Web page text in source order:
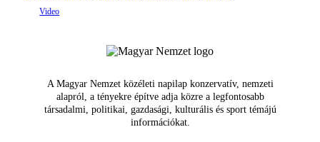
A Magyar Nemzet közéleti napilap konzervatív, nemzeti
alapról, a tényekre építve adja közre a legfontosabb
társadalmi, politikai, gazdasági, kulturális és sport témájú
információkat.